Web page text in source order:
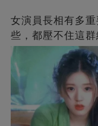
女演員長相有多
些，都壓不住這